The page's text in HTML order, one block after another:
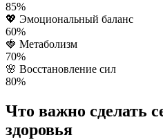
85%
💖 Эмоциональный баланс
60%
🍓 Метаболизм
70%
🌸 Восстановление сил
80%
Что важно сделать
здоровья